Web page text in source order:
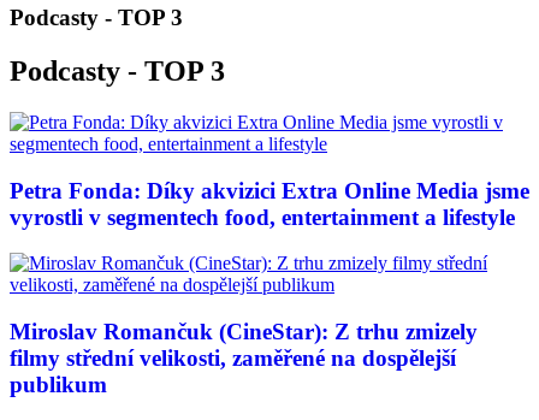
Podcasty - TOP 3
Podcasty - TOP 3
Petra Fonda: Díky akvizici Extra Online Media jsme
vyrostli v segmentech food, entertainment a lifestyle
Miroslav Romančuk (CineStar): Z trhu zmizely
filmy střední velikosti, zaměřené na dospělejší
publikum